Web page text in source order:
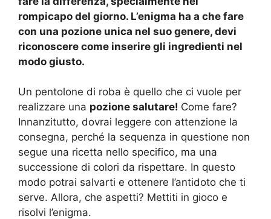
rompicapo del giorno. L’enigma ha a che fare
con una pozione unica nel suo genere, devi
riconoscere come inserire gli ingredienti nel
modo giusto.
Un pentolone di roba è quello che ci vuole per
realizzare una pozione salutare! Come fare?
Innanzitutto, dovrai leggere con attenzione la
consegna, perché la sequenza in questione non
segue una ricetta nello specifico, ma una
successione di colori da rispettare. In questo
modo potrai salvarti e ottenere l’antidoto che ti
serve. Allora, che aspetti? Mettiti in gioco e
risolvi l’enigma.